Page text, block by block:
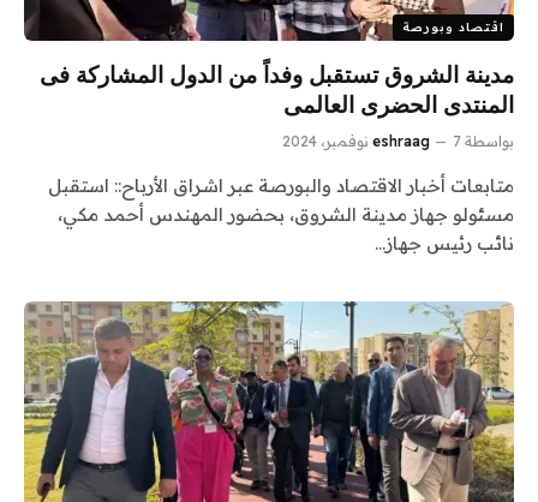
اقتصاد وبورصة
مدينة الشروق تستقبل وفداً من الدول المشاركة فى
المنتدى الحضرى العالمى
بواسطة eshraag 7 نوفمبر، 2024
متابعات أخبار الاقتصاد والبورصة عبر اشراق الأرباح:: استقبل
مسئولو جهاز مدينة الشروق، بحضور المهندس أحمد مكي،
نائب رئيس جهاز…